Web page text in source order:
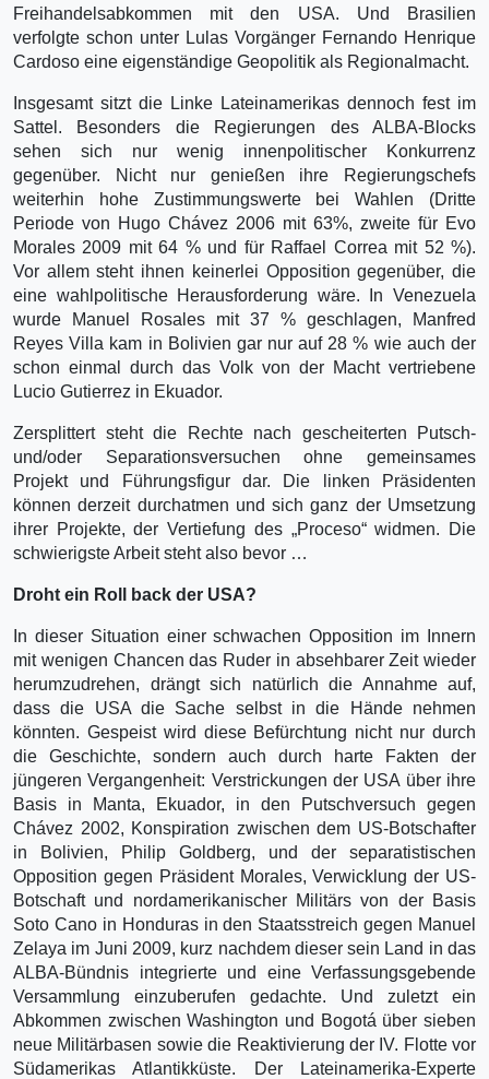
Freihandelsabkommen mit den USA. Und Brasilien
verfolgte schon unter Lulas Vorgänger Fernando Henrique
Cardoso eine eigenständige Geopolitik als Regionalmacht.
Insgesamt sitzt die Linke Lateinamerikas dennoch fest im
Sattel. Besonders die Regierungen des ALBA-Blocks
sehen sich nur wenig innenpolitischer Konkurrenz
gegenüber. Nicht nur genießen ihre Regierungschefs
weiterhin hohe Zustimmungswerte bei Wahlen (Dritte
Periode von Hugo Chávez 2006 mit 63%, zweite für Evo
Morales 2009 mit 64 % und für Raffael Correa mit 52 %).
Vor allem steht ihnen keinerlei Opposition gegenüber, die
eine wahlpolitische Herausforderung wäre. In Venezuela
wurde Manuel Rosales mit 37 % geschlagen, Manfred
Reyes Villa kam in Bolivien gar nur auf 28 % wie auch der
schon einmal durch das Volk von der Macht vertriebene
Lucio Gutierrez in Ekuador.
Zersplittert steht die Rechte nach gescheiterten Putsch-
und/oder Separationsversuchen ohne gemeinsames
Projekt und Führungsfigur dar. Die linken Präsidenten
können derzeit durchatmen und sich ganz der Umsetzung
ihrer Projekte, der Vertiefung des „Proceso“ widmen. Die
schwierigste Arbeit steht also bevor …
Droht ein Roll back der USA?
In dieser Situation einer schwachen Opposition im Innern
mit wenigen Chancen das Ruder in absehbarer Zeit wieder
herumzudrehen, drängt sich natürlich die Annahme auf,
dass die USA die Sache selbst in die Hände nehmen
könnten. Gespeist wird diese Befürchtung nicht nur durch
die Geschichte, sondern auch durch harte Fakten der
jüngeren Vergangenheit: Verstrickungen der USA über ihre
Basis in Manta, Ekuador, in den Putschversuch gegen
Chávez 2002, Konspiration zwischen dem US-Botschafter
in Bolivien, Philip Goldberg, und der separatistischen
Opposition gegen Präsident Morales, Verwicklung der US-
Botschaft und nordamerikanischer Militärs von der Basis
Soto Cano in Honduras in den Staatsstreich gegen Manuel
Zelaya im Juni 2009, kurz nachdem dieser sein Land in das
ALBA-Bündnis integrierte und eine Verfassungsgebende
Versammlung einzuberufen gedachte. Und zuletzt ein
Abkommen zwischen Washington und Bogotá über sieben
neue Militärbasen sowie die Reaktivierung der IV. Flotte vor
Südamerikas Atlantikküste. Der Lateinamerika-Experte